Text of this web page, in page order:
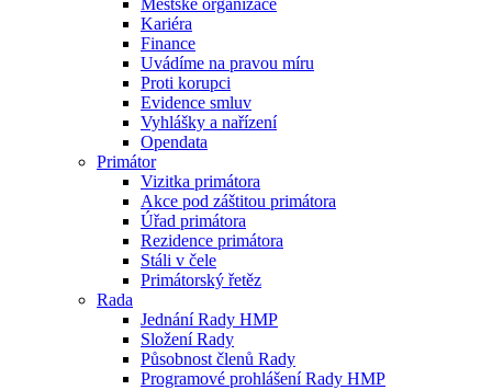
Městské organizace
Kariéra
Finance
Uvádíme na pravou míru
Proti korupci
Evidence smluv
Vyhlášky a nařízení
Opendata
Primátor
Vizitka primátora
Akce pod záštitou primátora
Úřad primátora
Rezidence primátora
Stáli v čele
Primátorský řetěz
Rada
Jednání Rady HMP
Složení Rady
Působnost členů Rady
Programové prohlášení Rady HMP